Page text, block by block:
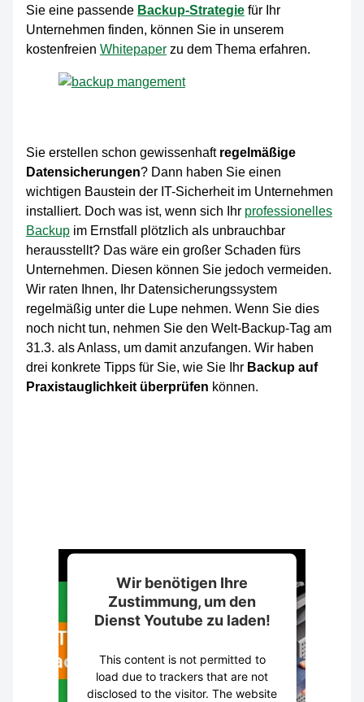
Sie eine passende Backup-Strategie für Ihr
Unternehmen finden, können Sie in unserem
kostenfreien Whitepaperzu dem Thema erfahren.
Sie erstellen schon gewissenhaft regelmäßige
Datensicherungen? Dann haben Sie einen
wichtigen Baustein der IT-Sicherheit im Unternehmen
installiert. Doch was ist, wenn sich Ihr professionelles
Backupim Ernstfall plötzlich als unbrauchbar
herausstellt? Das wäre ein großer Schaden fürs
Unternehmen. Diesen können Sie jedoch vermeiden.
Wir raten Ihnen, Ihr Datensicherungssystem
regelmäßig unter die Lupe nehmen. Wenn Sie dies
noch nicht tun, nehmen Sie den Welt-Backup-Tag am
31.3. als Anlass, um damit anzufangen. Wir haben
drei konkrete Tipps für Sie, wie Sie Ihr Backup auf
Praxistauglichkeit überprüfen können.
Wir benötigen Ihre
Zustimmung, um den
Dienst Youtube zu laden!
This content is not permitted to
load due to trackers that are not
disclosed to the visitor. The website